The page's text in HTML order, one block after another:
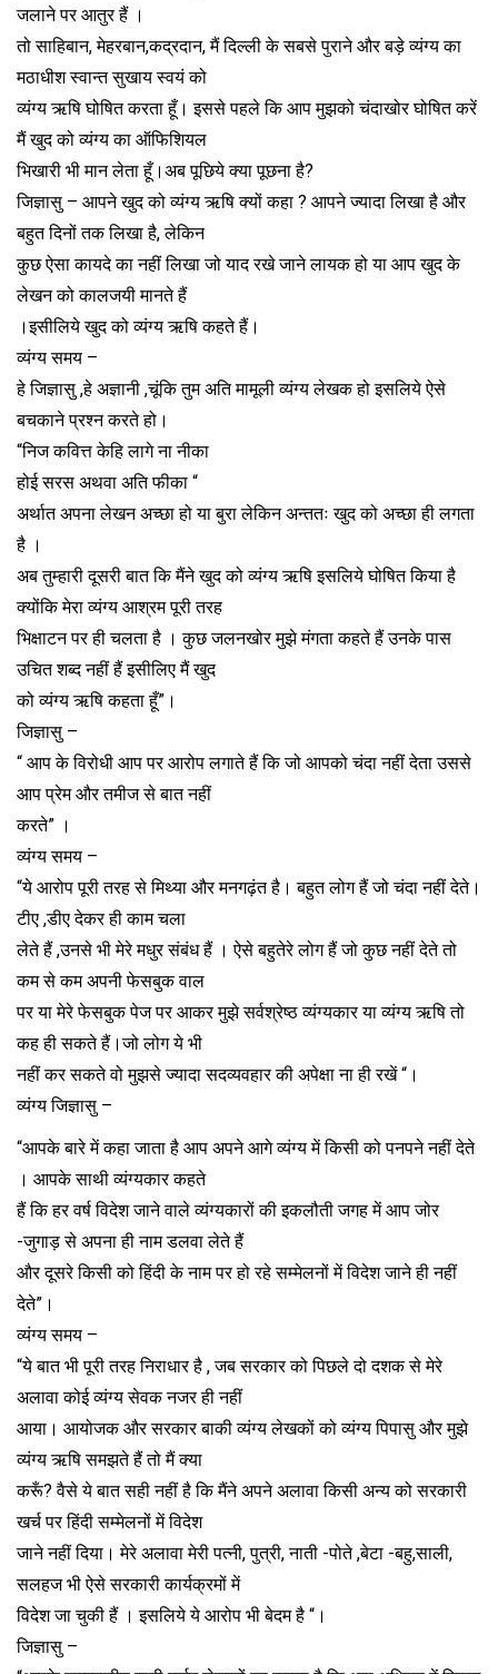
जलाने पर आतुर हैं ।
तो साहिबान, मेहरबान,कद्रदान, मैं दिल्ली के सबसे पुराने और बड़े व्यंग्य का
मठाधीश स्वान्त सुखाय स्वयं को
व्यंग्य ऋषि घोषित करता हूँ। इससे पहले कि आप मुझको चंदाखोर घोषित करें
मैं खुद को व्यंग्य का ऑफिशियल
भिखारी भी मान लेता हूँ।अब पूछिये क्या पूछना है?
जिज्ञासु – आपने खुद को व्यंग्य ऋषि क्यों कहा ? आपने ज्यादा लिखा है और
बहुत दिनों तक लिखा है, लेकिन
कुछ ऐसा कायदे का नहीं लिखा जो याद रखे जाने लायक हो या आप खुद के
लेखन को कालजयी मानते हैं
।इसीलिये खुद को व्यंग्य ऋषि कहते हैं।
व्यंग्य समय –
हे जिज्ञासु ,हे अज्ञानी ,चूंकि तुम अति मामूली व्यंग्य लेखक हो इसलिये ऐसे
बचकाने प्रश्न करते हो।
“निज कवित्त केहि लागे ना नीका
होई सरस अथवा अति फीका “
अर्थात अपना लेखन अच्छा हो या बुरा लेकिन अन्ततः खुद को अच्छा ही लगता
है ।
अब तुम्हारी दूसरी बात कि मैंने खुद को व्यंग्य ऋषि इसलिये घोषित किया है
क्योंकि मेरा व्यंग्य आश्रम पूरी तरह
भिक्षाटन पर ही चलता है । कुछ जलनखोर मुझे मंगता कहते हैं उनके पास
उचित शब्द नहीं हैं इसीलिए मैं खुद
को व्यंग्य ऋषि कहता हूँ”।
जिज्ञासु –
“ आप के विरोधी आप पर आरोप लगाते हैं कि जो आपको चंदा नहीं देता उससे
आप प्रेम और तमीज से बात नहीं
करते” ।
व्यंग्य समय –
“ये आरोप पूरी तरह से मिथ्या और मनगढ़ंत है। बहुत लोग हैं जो चंदा नहीं देते।
टीए ,डीए देकर ही काम चला
लेते हैं ,उनसे भी मेरे मधुर संबंध हैं । ऐसे बहुतेरे लोग हैं जो कुछ नहीं देते तो
कम से कम अपनी फेसबुक वाल
पर या मेरे फेसबुक पेज पर आकर मुझे सर्वश्रेष्ठ व्यंग्यकार या व्यंग्य ऋषि तो
कह ही सकते हैं।जो लोग ये भी
नहीं कर सकते वो मुझसे ज्यादा सदव्यवहार की अपेक्षा ना ही रखें “।
व्यंग्य जिज्ञासु –
“आपके बारे में कहा जाता है आप अपने आगे व्यंग्य में किसी को पनपने नहीं देते
। आपके साथी व्यंग्यकार कहते
हैं कि हर वर्ष विदेश जाने वाले व्यंग्यकारों की इकलौती जगह में आप जोर
-जुगाड़ से अपना ही नाम डलवा लेते हैं
और दूसरे किसी को हिंदी के नाम पर हो रहे सम्मेलनों में विदेश जाने ही नहीं
देते”।
व्यंग्य समय –
“ये बात भी पूरी तरह निराधार है , जब सरकार को पिछले दो दशक से मेरे
अलावा कोई व्यंग्य सेवक नजर ही नहीं
आया। आयोजक और सरकार बाकी व्यंग्य लेखकों को व्यंग्य पिपासु और मुझे
व्यंग्य ऋषि समझते हैं तो मैं क्या
करूँ? वैसे ये बात सही नहीं है कि मैंने अपने अलावा किसी अन्य को सरकारी
खर्च पर हिंदी सम्मेलनों में विदेश
जाने नहीं दिया। मेरे अलावा मेरी पत्नी, पुत्री, नाती -पोते ,बेटा -बहु,साली,
सलहज भी ऐसे सरकारी कार्यक्रमों में
विदेश जा चुकी हैं । इसलिये ये आरोप भी बेदम है “।
जिज्ञासु –